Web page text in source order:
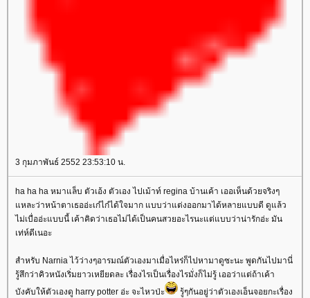
3 กุมภาพันธ์ 2552 23:53:10 น.
ha ha ha หมาแล็บ ตัวเอ้ง ตัวเอง ไปเม้าท์ regina บ้านเค้า เออเห็นด้วยจริงๆ
หละว่าหน้าตาเธออ่ะเก๋ไก๋ได้ใจมาก แบบว่าแต่งออกมาได้หลายแบบดี ดูแล้ว
ไม่เบื่ออ่ะแบบนี้ เค้าคิดว่าเธอไม่ได้เป็นคนสวยอะไรนะแต่แบบว่าน่ารักอ่ะ มัน
เท่ห์ดีเนอะ
สำหรับ Narnia ไว้ว่างๆอารมณ์ตัวเองมาเมื่อไหร่ก็ไปหามาดูซะนะ พูดกันไปมานี่
รู้สึกว่าคิวหนังเริ่มยาวเหยียดละ เรื่องไรเป็นเรื่องไรมั่งก็ไม่รู้ เออว่าแต่ถ้าเค้า
บังคับให้ตัวเองดู harry potter อ่ะ จะไหวป่ะ
รู้ๆกันอยู่ว่าตัวเองเอ็นจอยกะเรื่อง